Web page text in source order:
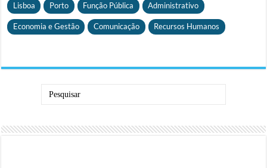
Lisboa Porto Função Pública Administrativo
Economia e Gestão Comunicação Recursos Humanos